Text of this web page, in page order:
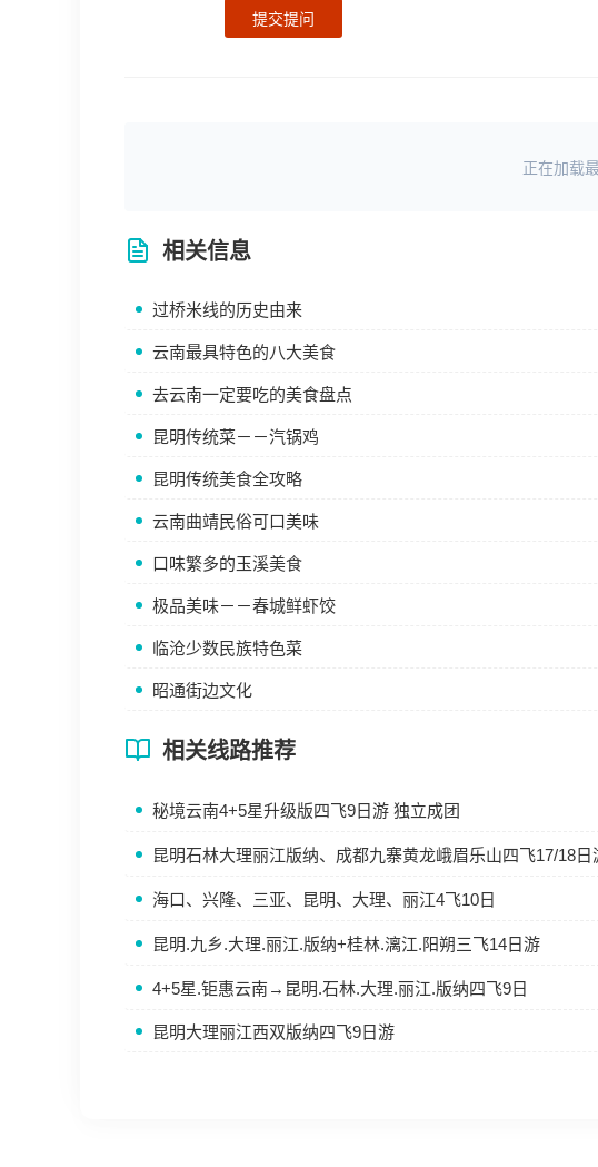
提交提问
正在加载
相关信息
过桥米线的历史由来
云南最具特色的八大美食
去云南一定要吃的美食盘点
昆明传统菜－－汽锅鸡
昆明传统美食全攻略
云南曲靖民俗可口美味
口味繁多的玉溪美食
极品美味－－春城鲜虾饺
临沧少数民族特色菜
昭通街边文化
相关线路推荐
秘境云南4+5星升级版四飞9日游 独立成团
昆明石林大理丽江版纳、成都九寨黄龙峨眉乐山四飞17/18日
海口、兴隆、三亚、昆明、大理、丽江4飞10日
昆明.九乡.大理.丽江.版纳+桂林.漓江.阳朔三飞14日游
4+5星.钜惠云南→昆明.石林.大理.丽江.版纳四飞9日
昆明大理丽江西双版纳四飞9日游